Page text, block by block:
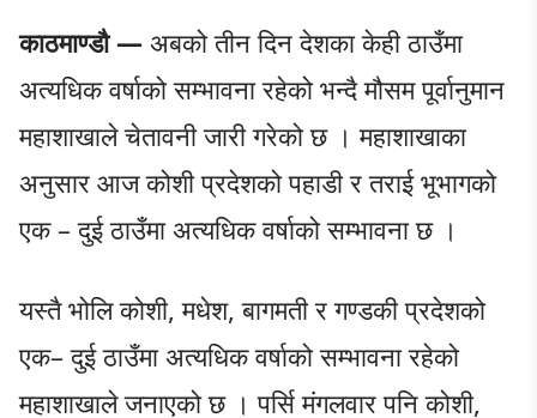
काठमाण्डौ — अबको तीन दिन देशका केही ठाउँमा
अत्यधिक वर्षाको सम्भावना रहेको भन्दै मौसम पूर्वानुमान
महाशाखाले चेतावनी जारी गरेको छ । महाशाखाका
अनुसार आज कोशी प्रदेशको पहाडी र तराई भूभागको
एक – दुई ठाउँमा अत्यधिक वर्षाको सम्भावना छ ।
यस्तै भोलि कोशी, मधेश, बागमती र गण्डकी प्रदेशको
एक– दुई ठाउँमा अत्यधिक वर्षाको सम्भावना रहेको
महाशाखाले जनाएको छ । पर्सि मंगलवार पनि कोशी,